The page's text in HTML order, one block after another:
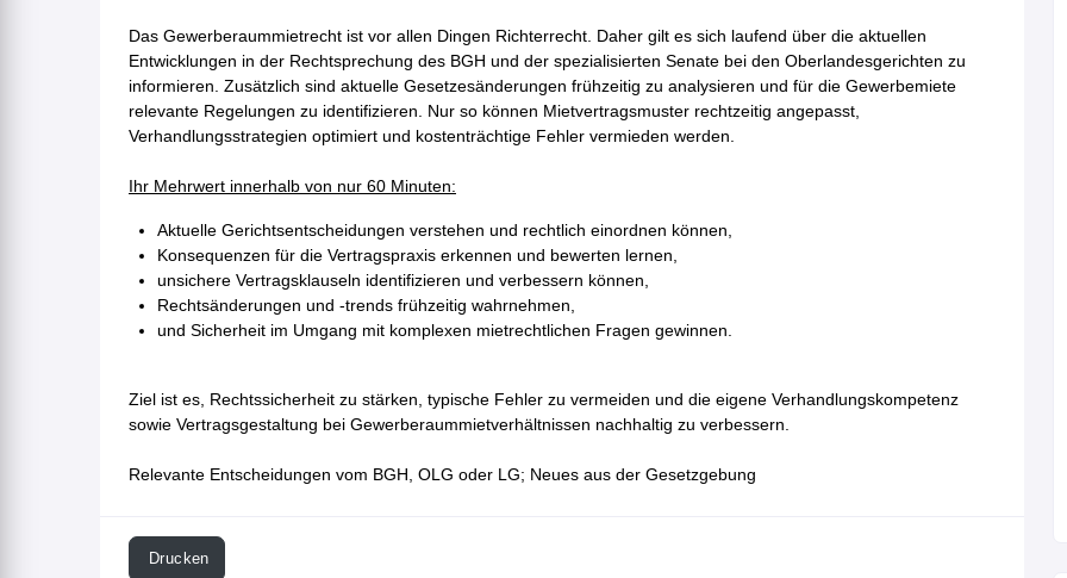
Das Gewerberaummietrecht ist vor allen Dingen Richterrecht. Daher gilt es sich laufend über die aktuellen
Entwicklungen in der Rechtsprechung des BGH und der spezialisierten Senate bei den Oberlandesgerichten zu
informieren. Zusätzlich sind aktuelle Gesetzesänderungen frühzeitig zu analysieren und für die Gewerbemiete
relevante Regelungen zu identifizieren. Nur so können Mietvertragsmuster rechtzeitig angepasst,
Verhandlungsstrategien optimiert und kostenträchtige Fehler vermieden werden.
Ihr Mehrwert innerhalb von nur 60 Minuten:
Aktuelle Gerichtsentscheidungen verstehen und rechtlich einordnen können,
Konsequenzen für die Vertragspraxis erkennen und bewerten lernen,
unsichere Vertragsklauseln identifizieren und verbessern können,
Rechtsänderungen und -trends frühzeitig wahrnehmen,
und Sicherheit im Umgang mit komplexen mietrechtlichen Fragen gewinnen.
Ziel ist es, Rechtssicherheit zu stärken, typische Fehler zu vermeiden und die eigene Verhandlungskompetenz
sowie Vertragsgestaltung bei Gewerberaummietverhältnissen nachhaltig zu verbessern.
Relevante Entscheidungen vom BGH, OLG oder LG; Neues aus der Gesetzgebung
Drucken